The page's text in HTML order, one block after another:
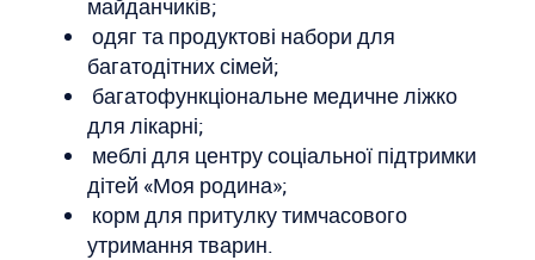
одяг та продуктові набори для
багатодітних сімей;
багатофункціональне медичне ліжко
для лікарні;
меблі для центру соціальної підтримки
дітей «Моя родина»;
корм для притулку тимчасового
утримання тварин.